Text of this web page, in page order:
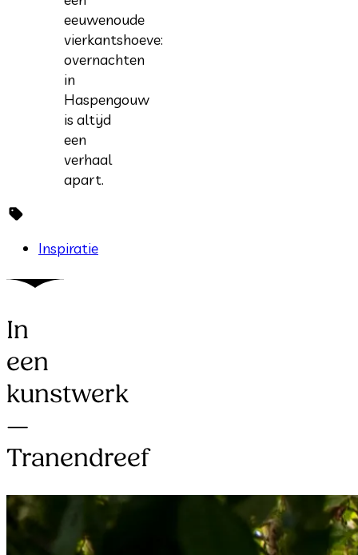
eeuwenoude
vierkantshoeve:
overnachten
in
Haspengouw
is altijd
een
verhaal
apart.
Inspiratie
In
een
kunstwerk
—
Tranendreef